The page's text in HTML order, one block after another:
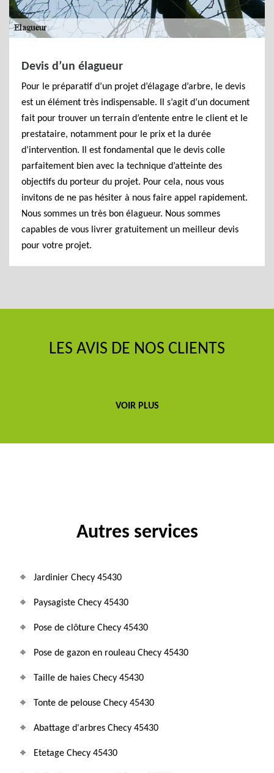
Devis d’un élagueur
Pour le préparatif d’un projet d’élagage d’arbre, le devis
est un élément très indispensable. Il s’agit d’un document
fait pour trouver un terrain d’entente entre le client et le
prestataire, notamment pour le prix et la durée
d’intervention. Il est fondamental que le devis colle
parfaitement bien avec la technique d’atteinte des
objectifs du porteur du projet. Pour cela, nous vous
invitons de ne pas hésiter à nous faire appel rapidement.
Nous sommes un très bon élagueur. Nous sommes
capables de vous livrer gratuitement un meilleur devis
pour votre projet.
LES AVIS DE NOS CLIENTS
VOIR PLUS
Autres services
Jardinier Checy 45430
Paysagiste Checy 45430
Pose de clôture Checy 45430
Pose de gazon en rouleau Checy 45430
Taille de haies Checy 45430
Tonte de pelouse Checy 45430
Abattage d'arbres Checy 45430
Etetage Checy 45430